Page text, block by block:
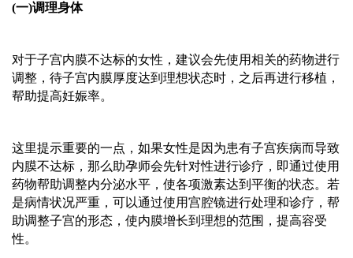
(一)调理身体
对于子宫内膜不达标的女性， 建议会先使用相关的药物进行
调整，待子宫内膜厚度达到理想状态时，之后再进行移植，
帮助提高妊娠率。
这里提示重要的一点，如果女性是因为患有子宫疾病而导致
内膜不达标，那么 助孕师会先针对性进行诊疗，即通过使用
药物帮助调整内分泌水平，使各项激素达到平衡的状态。若
是病情状况严重，可以通过使用宫腔镜进行处理和诊疗，帮
助调整子宫的形态，使内膜增长到理想的范围，提高容受
性。